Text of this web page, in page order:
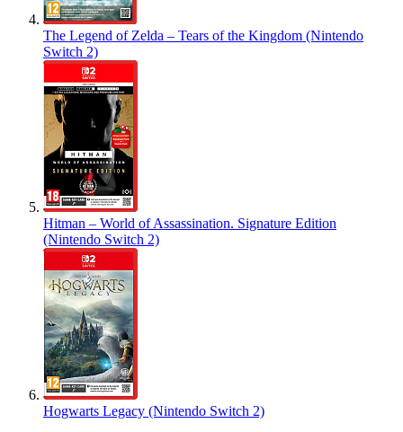
The Legend of Zelda – Tears of the Kingdom (Nintendo
Switch 2)
Hitman – World of Assassination. Signature Edition
(Nintendo Switch 2)
Hogwarts Legacy (Nintendo Switch 2)